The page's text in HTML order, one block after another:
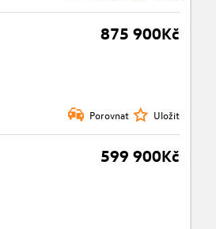
875 900Kč
Porovnat Uložit
599 900Kč